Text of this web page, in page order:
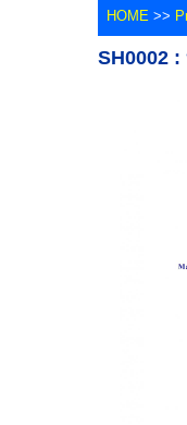
HOME >>
SH0002